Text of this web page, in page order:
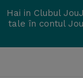
Hai in Clubul
tale în contul